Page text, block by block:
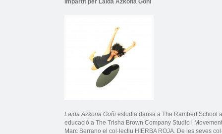
Laida Azkona Goñi estudia dansa a The Rambert School
educació a The Trisha Brown Company Studio i
Marc Serrano el col·lectiu HIERBA ROJA. De les seves